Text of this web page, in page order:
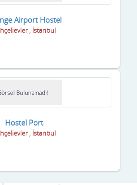
Airport Hostel
, İstanbul
Hostel Port
, İstanbul